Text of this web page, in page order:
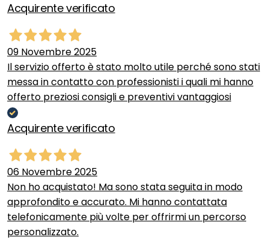
Acquirente verificato
09 Novembre 2025
Il servizio offerto è stato molto utile perché sono stati
messa in contatto con professionisti i quali mi hanno
offerto preziosi consigli e preventivi vantaggiosi
Acquirente verificato
06 Novembre 2025
Non ho acquistato! Ma sono stata seguita in modo
approfondito e accurato. Mi hanno contattata
telefonicamente più volte per offrirmi un percorso
personalizzato.